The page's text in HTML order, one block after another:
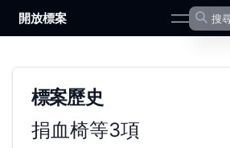
開放標案 open
標案歷史
捐血椅等3項